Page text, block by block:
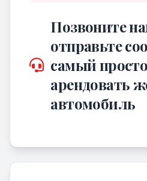
Позвоните
отправьте
самый
арендовать
автомобиль